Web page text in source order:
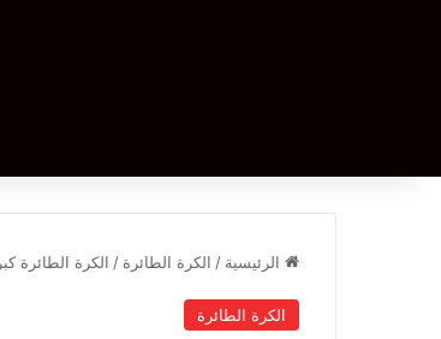
الرئيسية / الكرة الطائرة / الكرة الطائرة
الكرة الطائرة